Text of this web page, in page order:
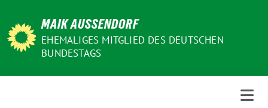
zum
Inhalt
MAIK AUSSENDORF
EHEMALIGES MITGLIED DES DEUTSCHEN
BUNDESTAGS